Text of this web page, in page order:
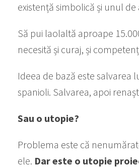
existență simbolică și unul
Să pui laolaltă aproape
necesită și curaj, și
Ideea de bază este salvarea
spanioli. Salvarea, apoi
Sau o utopie?
Problema este că
ele. Dar este o utopie